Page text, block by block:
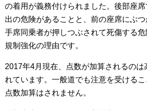
の着用が義務付けられました。後部座
出の危険があることと、前の座席にぶ
手席同乗者が押しつぶされて死傷する
規制強化の理由です。
2017年4月現在、点数が加算されるのは
れています。一般道でも注意を受けるこ
点数加算はされません。